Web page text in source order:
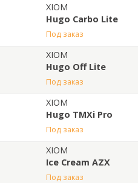
XIOM
Hugo Carbo Lite
под заказ
XIOM
Hugo Off Lite
под заказ
XIOM
Hugo TMXi Pro
под заказ
XIOM
Ice Cream AZX
под заказ